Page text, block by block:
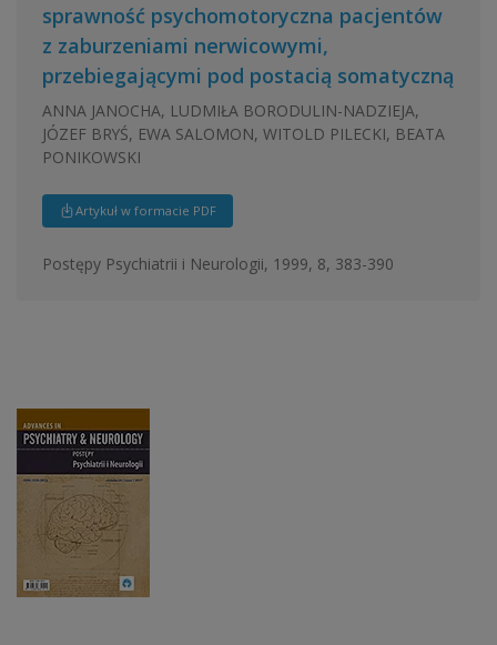
sprawność psychomotoryczna pacjentów
z zaburzeniami nerwicowymi,
przebiegającymi pod postacią somatyczną
ANNA JANOCHA, LUDMIŁA BORODULIN-NADZIEJA,
JÓZEF BRYŚ, EWA SALOMON, WITOLD PILECKI, BEATA
PONIKOWSKI
Artykuł w formacie PDF
Postępy Psychiatrii i Neurologii, 1999, 8, 383-390